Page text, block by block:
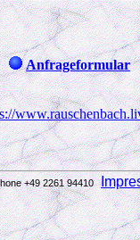
Anfrageformular
+49 2261 94410